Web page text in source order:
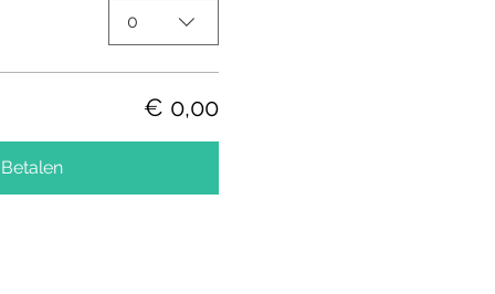
0
€ 0,00
Betalen